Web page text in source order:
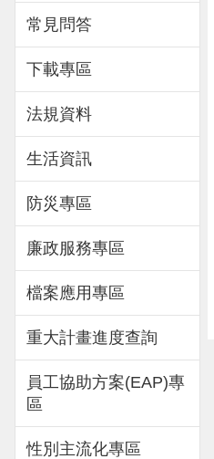
常見問答
下載專區
法規資料
生活資訊
防災專區
廉政服務專區
檔案應用專區
重大計畫進度查詢
員工協助方案(EAP)專
區
性別主流化專區